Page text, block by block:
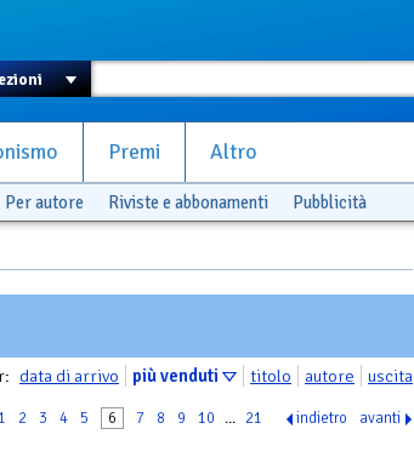
Premi Altro
Per autore Riviste e abbonamenti Pubblicità
data di arrivo più venduti titolo autore uscita
2 3 4 5 6 7 8 9 10 ... 21 indietro avanti